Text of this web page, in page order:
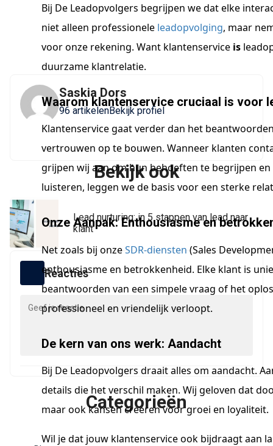
Bij De Leadopvolgers begrijpen we dat elke
niet alleen professionele leadopvolging, maar
voor onze rekening. Want klantenservice is
duurzame klantrelatie.
Waarom klantenservice cruciaal is voor
Klantenservice gaat verder dan het
vertrouwen op te bouwen. Wanneer klanten
grijpen wij aan om hun behoeften te begrijpen
luisteren, leggen we de basis voor een sterke
Onze Aanpak: Enthousiasme en
Net zoals bij onzeSDR-diensten (Sales
enthousiasme en betrokkenheid. Elke klant is
beantwoorden van een simpele vraag of het
professioneel en vriendelijk verloopt.
De kern van ons werk: Aandacht
Bij De Leadopvolgers draait alles om aandacht.
details die het verschil maken. Wij geloven dat
maar ook kansen creëren voor groei en loyaliteit.
Wil je dat jouw klantenservice ook bijdraagt aan
Saskia Dors
96 artikelenBekijk profiel
Bekijk ook
Lead nurturing: in 5 stappen van lead naar
klant
Reacties
Categorieën